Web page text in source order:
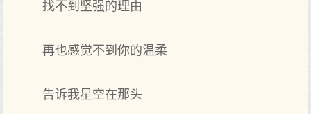
找不到坚强的理由
再也感觉不到你的温柔
告诉我星空在那头